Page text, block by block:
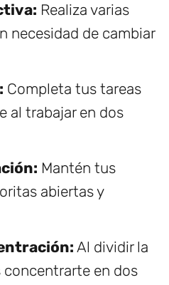
Realiza varias
necesidad de cambiar
Completa tus tareas
al trabajar en dos
Mantén tus
abiertas y
Al dividir la
concentrarte en dos